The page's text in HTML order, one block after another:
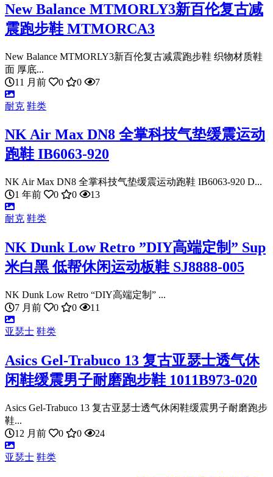
New Balance MTMORLY3新百伦复古减
震跑步鞋 MTMORCA3
New Balance MTMORLY3新百伦复古减震跑步鞋 织物材质鞋
面 厚底...
11 月前
0 0 7
耐克 鞋类
NK Air Max DN8 全掌科技气垫缓震运动
跑鞋 IB6063-920
NK Air Max DN8 全掌科技气垫缓震运动跑鞋 IB6063-920 D...
1 年前
0 0 13
耐克 鞋类
NK Dunk Low Retro ”DIY高端定制” Sup
米白黑 低帮休闲运动板鞋 SJ8888-005
NK Dunk Low Retro “DIY高端定制” ...
7 月前
0 0 11
亚瑟士 鞋类
Asics Gel-Trabuco 13 复古亚瑟士透气休
闲鞋缓震男子耐磨跑步鞋 1011B973-020
Asics Gel-Trabuco 13 复古亚瑟士透气休闲鞋缓震男子耐磨跑步
鞋...
12 月前
0 0 24
亚瑟士 鞋类